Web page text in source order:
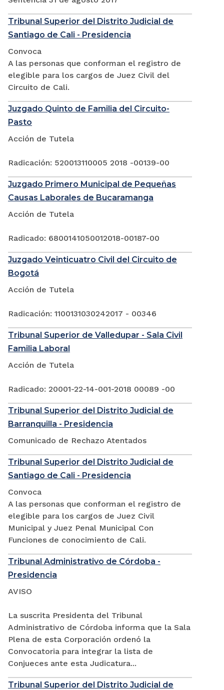
Tribunal Superior del Distrito Judicial de
Santiago de Cali - Presidencia
Convoca
A las personas que conforman el registro de
elegible para los cargos de Juez Civil del
Circuito de Cali.
Juzgado Quinto de Familia del Circuito-
Pasto
Acción de Tutela
Radicación: 520013110005 2018 -00139-00
Juzgado Primero Municipal de Pequeñas
Causas Laborales de Bucaramanga
Acción de Tutela
Radicado: 6800141050012018-00187-00
Juzgado Veinticuatro Civil del Circuito de
Bogotá
Acción de Tutela
Radicación: 1100131030242017 - 00346
Tribunal Superior de Valledupar - Sala Civil
Familia Laboral
Acción de Tutela
Radicado: 20001-22-14-001-2018 00089 -00
Tribunal Superior del Distrito Judicial de
Barranquilla - Presidencia
Comunicado de Rechazo Atentados
Tribunal Superior del Distrito Judicial de
Santiago de Cali - Presidencia
Convoca
A las personas que conforman el registro de
elegible para los cargos de Juez Civil
Municipal y Juez Penal Municipal Con
Funciones de conocimiento de Cali.
Tribunal Administrativo de Córdoba -
Presidencia
AVISO
La suscrita Presidenta del Tribunal
Administrativo de Córdoba informa que la Sala
Plena de esta Corporación ordenó la
Convocatoria para integrar la lista de
Conjueces ante esta Judicatura...
Tribunal Superior del Distrito Judicial de